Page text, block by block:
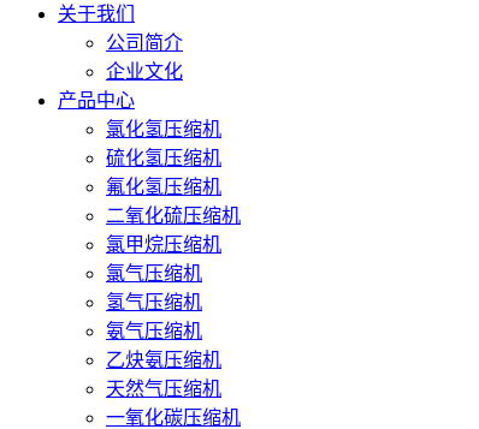
关于我们
公司简介
企业文化
产品中心
氯化氢压缩机
硫化氢压缩机
氟化氢压缩机
二氧化硫压缩机
氯甲烷压缩机
氯气压缩机
氢气压缩机
氨气压缩机
乙炔氨压缩机
天然气压缩机
一氧化碳压缩机